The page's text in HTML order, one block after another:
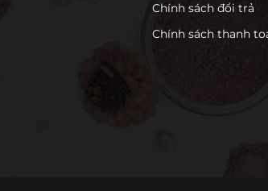
Chính sách đổi trả
Chính sách thanh